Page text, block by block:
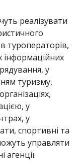
реалізувати
туроператорів,
інформаційних
у
туризму,
у
у
спортивні та
управляти
агенції.